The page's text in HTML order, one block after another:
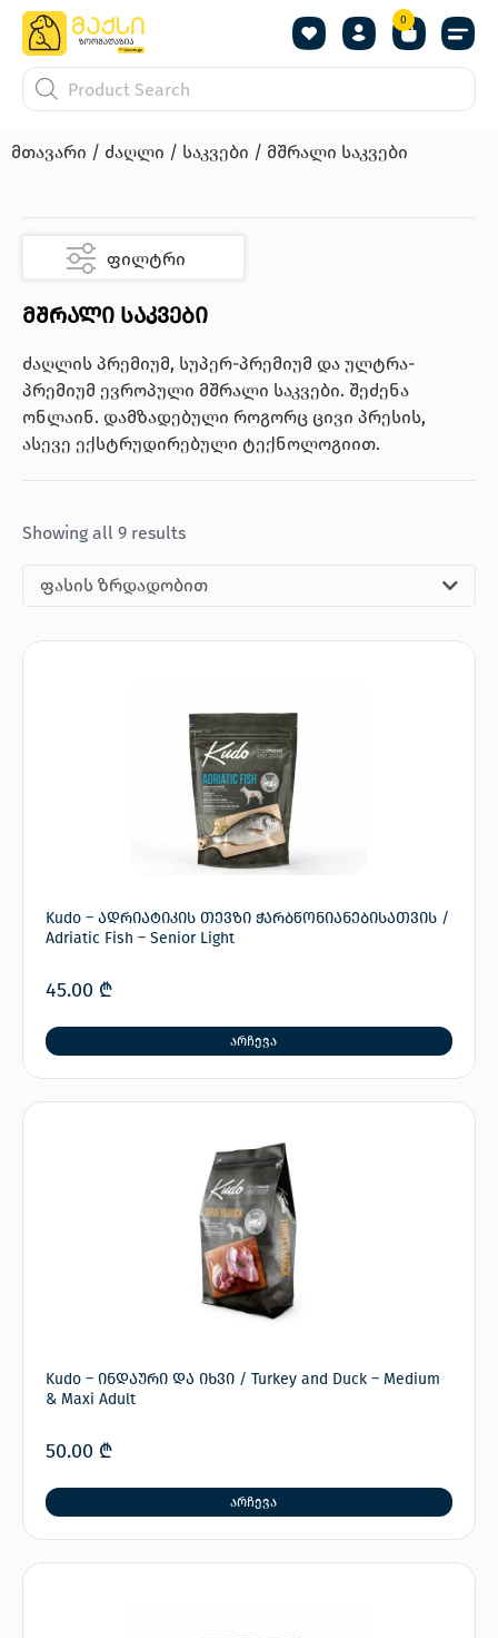
0
მთავარი / ძაღლი / საკვები / მშრალი საკვები
ფილტრი
მშრალი საკვები
ძაღლის პრემიუმ, სუპერ-პრემიუმ და ულტრა-
პრემიუმ ევროპული მშრალი საკვები. შეძენა
ონლაინ. დამზადებული როგორც ცივი პრესის,
ასევე ექსტრუდირებული ტექნოლოგიით.
Showing all 9 results
ფასის ზრდადობით
Kudo – ადრიატიკის თევზი ჭარბწონიანებისათვის /
Adriatic Fish – Senior Light
45.00 ₾
არჩევა
Kudo – ინდაური და იხვი / Turkey and Duck – Medium
& Maxi Adult
50.00 ₾
არჩევა